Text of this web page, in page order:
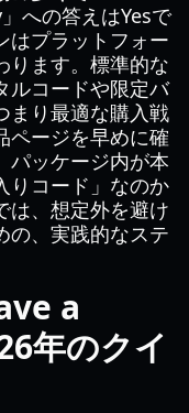
への答えはYesで
はプラットフォー
ります。標準的な
ルコードや限定バ
まり最適な購入戦
ページを早めに確
パッケージ内が本
りコード」なのか
は、想定外を避け
の、実践的なステ
a
年のクイ